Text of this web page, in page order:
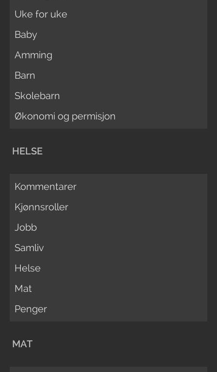
Uke for uke
Baby
Amming
Barn
Skolebarn
Økonomi og permisjon
HELSE
Kommentarer
Kjønnsroller
Jobb
Samliv
Helse
Mat
Penger
MAT